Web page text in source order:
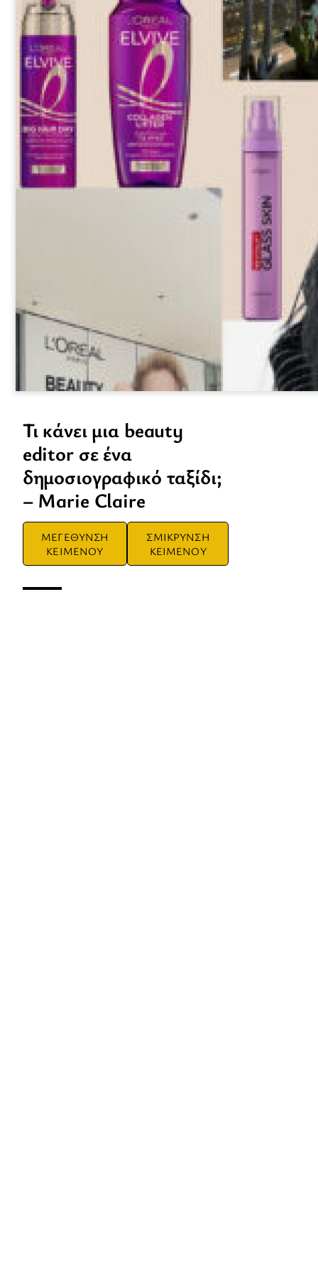
Τι κάνει μια beauty
editor σε ένα
δημοσιογραφικό ταξίδι;
– Marie Claire
ΜΕΓΕΘΥΝΣΗ
ΚΕΙΜΕΝΟΥ
ΣΜΙΚΡΥΝΣΗ
ΚΕΙΜΕΝΟΥ